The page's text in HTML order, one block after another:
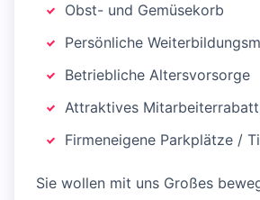
Obst- und Gemüsekorb
Persönliche
Betriebliche Altersvorsorge
Attraktives
Firmeneigene Parkplätze /
Sie wollen mit uns Großes